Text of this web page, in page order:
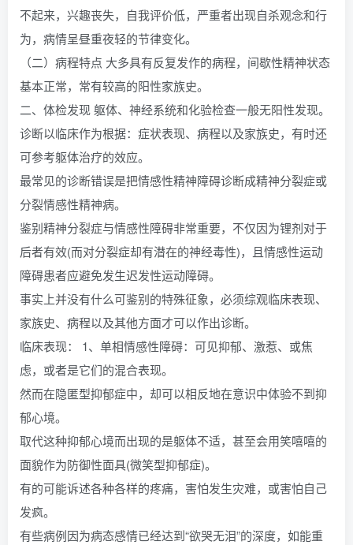
不起来，兴趣丧失，自我评价低，严重者出现自杀观念和行
为，病情呈昼重夜轻的节律变化。
（二）病程特点 大多具有反复发作的病程，间歇性精神状态
基本正常，常有较高的阳性家族史。
二、体检发现 躯体、神经系统和化验检查一般无阳性发现。
诊断以临床作为根据：症状表现、病程以及家族史，有时还
可参考躯体治疗的效应。
最常见的诊断错误是把情感性精神障碍诊断成精神分裂症或
分裂情感性精神病。
鉴别精神分裂症与情感性障碍非常重要，不仅因为锂剂对于
后者有效(而对分裂症却有潜在的神经毒性)，且情感性运动
障碍患者应避免发生迟发性运动障碍。
事实上并没有什么可鉴别的特殊征象，必须综观临床表现、
家族史、病程以及其他方面才可以作出诊断。
临床表现： 1、单相情感性障碍：可见抑郁、激惹、或焦
虑，或者是它们的混合表现。
然而在隐匿型抑郁症中，却可以相反地在意识中体验不到抑
郁心境。
取代这种抑郁心境而出现的是躯体不适，甚至会用笑嘻嘻的
面貌作为防御性面具(微笑型抑郁症)。
有的可能诉述各种各样的疼痛，害怕发生灾难，或害怕自己
发疯。
有些病例因为病态感情已经达到“欲哭无泪”的深度，如能重